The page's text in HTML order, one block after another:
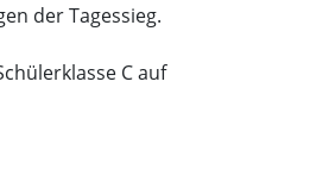
der Tagessieg.
C auf